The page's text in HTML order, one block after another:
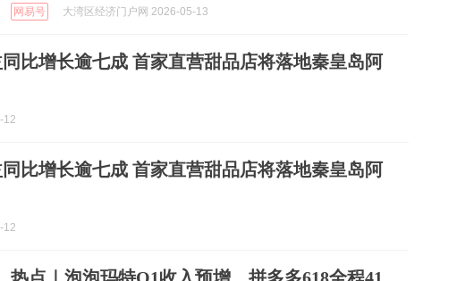
网易号 大湾区经济门户网 2026-05-13
比增长逾七成 首家直营甜品店将落地秦皇岛阿
12
比增长逾七成 首家直营甜品店将落地秦皇岛阿
12